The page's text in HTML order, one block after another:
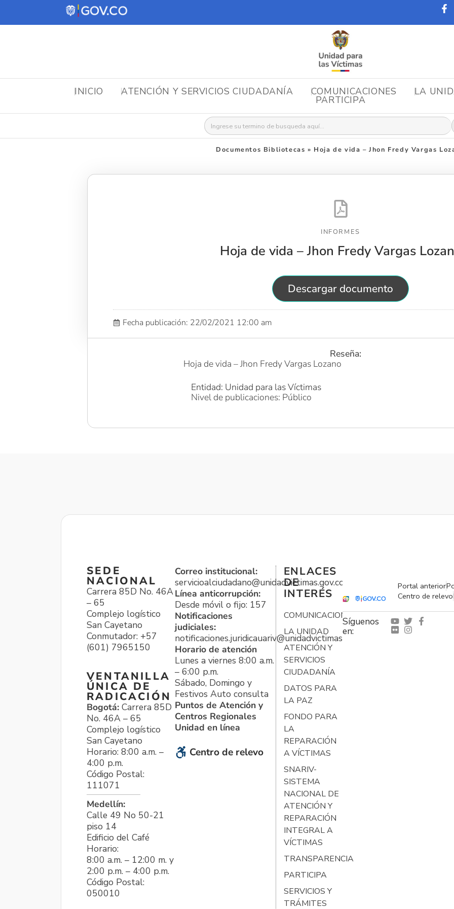
INICIO ATENCIÓN Y SERVICIOS CIUDADANÍA COMUNICACIONES LA
PARTICIPA
Buscar:
Documentos Bibliotecas » Hoja de vida – Jhon Fredy Vargas
INFORMES
Hoja de vida – Jhon Fredy Vargas
Descargar documento
Fecha publicación: 22/02/2021 12:00 am
Reseña:
Hoja de vida – Jhon Fredy Vargas Lozano
Entidad: Unidad para las Víctimas
Nivel de publicaciones: Público
SEDE
NACIONAL
Carrera 85D No. 46A
– 65
Complejo logístico
San Cayetano
Conmutador: +57
(601) 7965150
VENTANILLA
ÚNICA DE
RADICACIÓN
Bogotá: Carrera 85D
No. 46A – 65
Complejo logístico
San Cayetano
Horario: 8:00 a.m. –
4:00 p.m.
Código Postal:
111071
Medellín:
Calle 49 No 50-21
piso 14
Edificio del Café
Horario:
8:00 a.m. – 12:00 m. y
2:00 p.m. – 4:00 p.m.
Código Postal:
050010
Correo institucional:
servicioalciudadano@unidadvictimas.gov.co
Línea anticorrupción:
Desde móvil o fijo: 157
Notificaciones
judiciales:
notificaciones.juridicauariv@unidadvictimas.gov.co
Horario de atención
Lunes a viernes 8:00 a.m.
– 6:00 p.m.
Sábado, Domingo y
Festivos Auto consulta
Puntos de Atención y
Centros Regionales
Unidad en línea
Centro de relevo
ENLACES
DE
INTERÉS
COMUNICACIONES
LA UNIDAD
ATENCIÓN Y
SERVICIOS
CIUDADANÍA
DATOS PARA
LA PAZ
FONDO PARA
LA
REPARACIÓN
A VÍCTIMAS
SNARIV-
SISTEMA
NACIONAL DE
ATENCIÓN Y
REPARACIÓN
INTEGRAL A
VÍCTIMAS
TRANSPARENCIA
PARTICIPA
SERVICIOS Y
TRÁMITES
Portal anterior
Centro de relevo
Síguenos
en: